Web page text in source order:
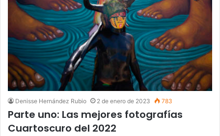
Denisse Hernández Rubio 2 de enero de 2023 783
Parte uno: Las mejores fotografías
Cuartoscuro del 2022